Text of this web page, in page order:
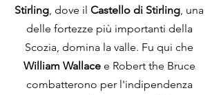
Stirling , dove il Castello di Stirling , una
delle fortezze più importanti della
Scozia, domina la valle. Fu qui che
William Wallace e Robert the Bruce
combatterono per l'indipendenza